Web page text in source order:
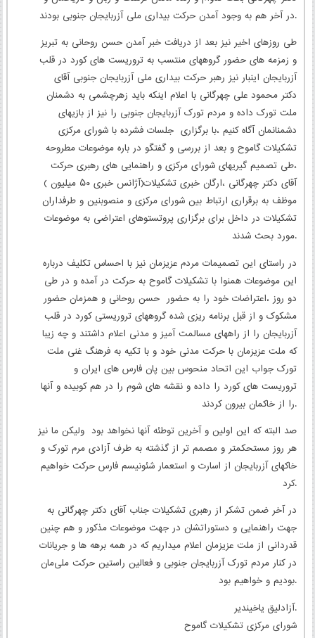
در آخر هم به وجود آمدن حرکت بیداری ملی آزربایجان جنوبی بودند.
طی روزهای اخیر نیز بعد از دریافت خبر آمدن حسن روحانی به تبریز
و زمزمه های حضور گروههای منتسب به تروریست های کورد در قلب
آزربایجان اینبار نیز رهبر حرکت بیداری ملی آزربایجان جنوبی آقای
دکتر محمود علی چهرگانی با اعلام اینکه باید زهرچشمی به دشمنان
ملت تورک داده و مردم تورک آزربایجان جنوبی را نیز از بازیهای
دشمنانمان آگاه کنیم ،با برگزاری جلسات فشرده با شورای مرکزی
تشکیلات گاموح و بعد از بررسی و گفتگو در باره موضوعات مطروحه
،طی تصمیم گیریهای شورای مرکزی و راهنمایی های رهبری حرکت
آقای دکتر چهرگانی ،ارگان خبری تشکیلات(آژانس خبری ۵۰ میلیون )
موظف به برقراری ارتباط بین شورای مرکزی و منصوبنین و طرفداران
تشکیلات در داخل برای برگزاری پروتستوهای اعتراضی به موضوعات
مورد بحث شدند.
در راستای این تصمیمات مردم عزیزمان نیز با احساس تکلیف درباره
این موضوعات همنوا با تشکیلات گاموح به حرکت در آمده و در طی
دو روز ،اعتراضات خود را به حضور حسن روحانی و همزمان حضور
مشکوک و از قبل برنامه ریزی شده گروههای تروریستی کورد در قلب
آزربایجان را از راههای مسالمت آمیز و مدنی اعلام داشتند و چه زیبا
که ملت عزیزمان با حرکت مدنی خود و با تکیه به فرهنگ غنی ملت
تورک جواب این اتحاد منحوس بین پان فارس های ایران و
تروریست های کورد را داده و نقشه های شوم را در هم کوبیده و آنها
را از خاکمان بیرون کردند.
صد البته که این اولین و آخرین توطئه آنها نخواهد بود ولیکن ما نیز
هر روز مستحکمتر و مصمم تر از گذشته به طرف آزادی مرم تورک و
خاکهای آزربایجان از اسارت و استعمار شئونیسم فارس حرکت خواهیم
کرد.
در آخر ضمن تشکر از رهبری تشکیلات جناب آقای دکتر چهرگانی به
جهت راهنمایی و دستوراتشان در جهت موضوعات مذکور و هم چنین
قدردانی از ملت عزیزمان اعلام میداریم که در همه برهه ها و جریانات
در کنار مردم تورک آزربایجان جنوبی و فعالین راستین حرکت ملی‌مان
بودیم و خواهیم بود.
آزادلیق یاخیندیر.
شورای مرکزی تشکیلات گاموح